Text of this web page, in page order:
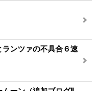
ランツァの不具合６速